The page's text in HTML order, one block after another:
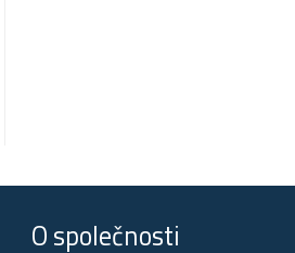
O společnosti